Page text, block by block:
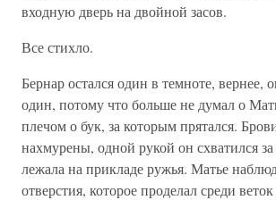
входную дверь на двойной засов.
Все стихло.
Бернар остался один в темноте, вернее,
один, потому что больше не думал о
плечом о бук, за которым прятался.
нахмурены, одной рукой он схватился за
лежала на прикладе ружья. Матье
отверстия, которое проделал среди